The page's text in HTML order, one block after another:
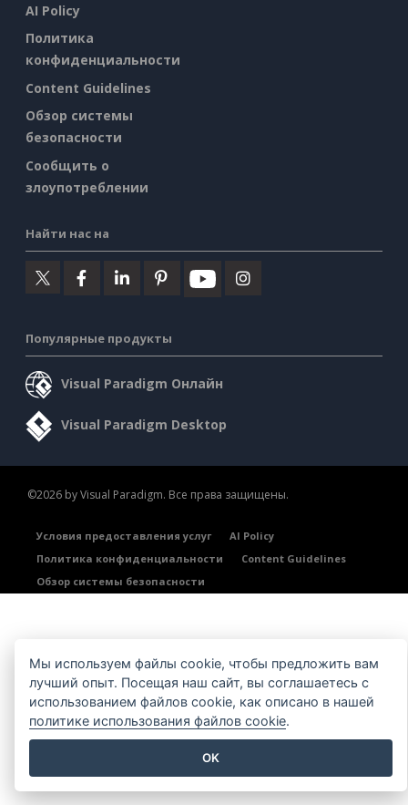
AI Policy
Политика
конфиденциальности
Content Guidelines
Обзор системы
безопасности
Сообщить о
злоупотреблении
Найти нас на
Популярные продукты
Visual Paradigm Онлайн
Visual Paradigm Desktop
©2026 by Visual Paradigm. Все права защищены.
Условия предоставления услуг
AI Policy
Политика конфиденциальности
Content Guidelines
Обзор системы безопасности
Мы используем файлы cookie, чтобы предложить вам
лучший опыт. Посещая наш сайт, вы соглашаетесь с
использованием файлов cookie, как описано в нашей
политике использования файлов cookie.
OK